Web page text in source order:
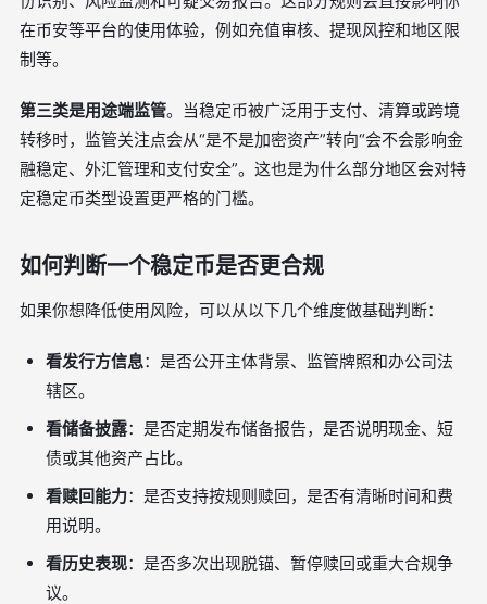
在币安等平台的使用体验，例如充值审核、提现风控和地区限
制等。
第三类是用途端监管。当稳定币被广泛用于支付、清算或跨境
转移时，监管关注点会从“是不是加密资产”转向“会不会影响金
融稳定、外汇管理和支付安全”。这也是为什么部分地区会对特
定稳定币类型设置更严格的门槛。
如何判断一个稳定币是否更合规
如果你想降低使用风险，可以从以下几个维度做基础判断：
看发行方信息：是否公开主体背景、监管牌照和办公司法
辖区。
看储备披露：是否定期发布储备报告，是否说明现金、短
债或其他资产占比。
看赎回能力：是否支持按规则赎回，是否有清晰时间和费
用说明。
看历史表现：是否多次出现脱锚、暂停赎回或重大合规争
议。